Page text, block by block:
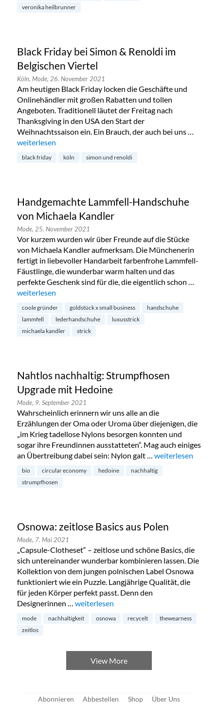
veronika heilbrunner
Black Friday bei Simon & Renoldi im
Belgischen Viertel
Köln, Mode, 26. November 2021
Am heutigen Black Friday locken die Geschäfte und
Onlinehändler mit großen Rabatten und tollen
Angeboten. Traditionell läutet der Freitag nach
Thanksgiving in den USA den Start der
Weihnachtssaison ein. Ein Brauch, der auch bei uns …
„Black Friday bei Simon & Renoldi im Belgischen Viertel“
weiterlesen
black friday köln simon und renoldi
Handgemachte Lammfell-Handschuhe
von Michaela Kandler
Mode, 25. November 2021
Vor kurzem wurden wir über Freunde auf die Stücke
von Michaela Kandler aufmerksam. Die Münchenerin
fertigt in liebevoller Handarbeit farbenfrohe Lammfell-
Fäustlinge, die wunderbar warm halten und das
perfekte Geschenk sind für die, die eigentlich schon …
„Handgemachte Lammfell-Handschuhe von Michaela
weiterlesen
coole gründer goldstück x small business
handschuhe
lammfell
lederhandschuhe
luxusstrick
michaela kandler
strick
Nahtlos nachhaltig: Strumpfhosen
Upgrade mit Hedoine
Mode, 9. September 2021
Wahrscheinlich erinnern wir uns alle an die
Erzählungen der Oma oder Uroma über diejenigen, die
„im Krieg tadellose Nylons besorgen konnten und
sogar ihre Freundinnen ausstatteten“. Mag auch einiges
an Übertreibung dabei sein: Nylon galt … „Nahtlos
weiterlesen
bio circular economy hedoine
nachhaltig
strumpfhosen
Osnowa: zeitlose Basics aus Polen
Mode, 7. Mai 2021
„Capsule-Clotheset“ – zeitlose und schöne Basics, die
sich untereinander wunderbar kombinieren lassen. Die
Kollektion von dem jungen polnischen Label Osnowa
funktioniert wie ein Puzzle. Langjährige Qualität, die
für jeden Körper perfekt passt. Denn den
Designerinnen … „Osnowa: zeitlose Basics aus Polen“
weiterlesen
mode nachhaltigkeit osnowa recycelt
thewearness
zeitlos
View More
Abonnieren Abbestellen Shop Über Uns